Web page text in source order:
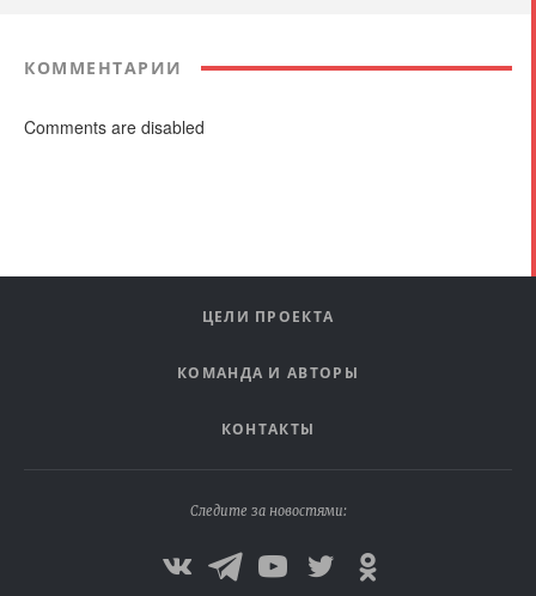
КОММЕНТАРИИ
Comments are disabled
ЦЕЛИ ПРОЕКТА
КОМАНДА И АВТОРЫ
КОНТАКТЫ
Следите за новостями: